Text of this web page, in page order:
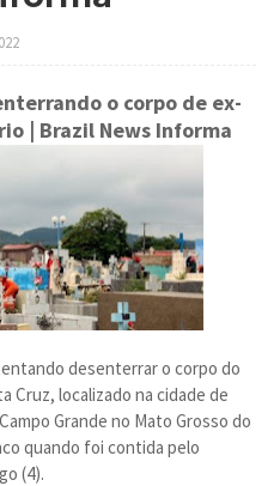
o corpo de ex-
| Brazil News Informa
desenterrar o corpo do
Cruz, localizado na cidade de
Grande no Mato Grosso do
quando foi contida pelo
(4).